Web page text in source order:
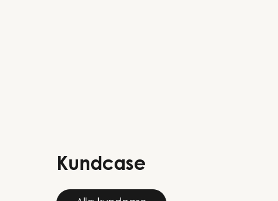
Kundcase